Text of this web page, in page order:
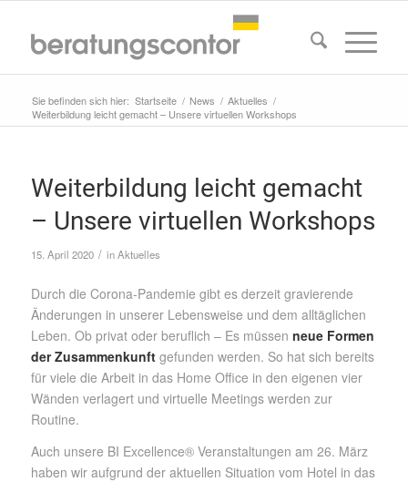
Sie befinden sich hier: Startseite / News / Aktuelles /
Weiterbildung leicht gemacht – Unsere virtuellen Workshops
Weiterbildung leicht gemacht
– Unsere virtuellen Workshops
15. April 2020 / inAktuelles
Durch die Corona-Pandemie gibt es derzeit gravierende
Änderungen in unserer Lebensweise und dem alltäglichen
Leben. Ob privat oder beruflich – Es müssen neue Formen
der Zusammenkunftgefunden werden. So hat sich bereits
für viele die Arbeit in das Home Office in den eigenen vier
Wänden verlagert und virtuelle Meetings werden zur
Routine.
Auch unsere BI Excellence® Veranstaltungen am 26. März
haben wir aufgrund der aktuellen Situation vom Hotel in das